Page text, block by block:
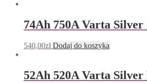
74Ah 750A Varta Silver
540,00zł Dodaj do koszyka
52Ah 520A Varta Silver